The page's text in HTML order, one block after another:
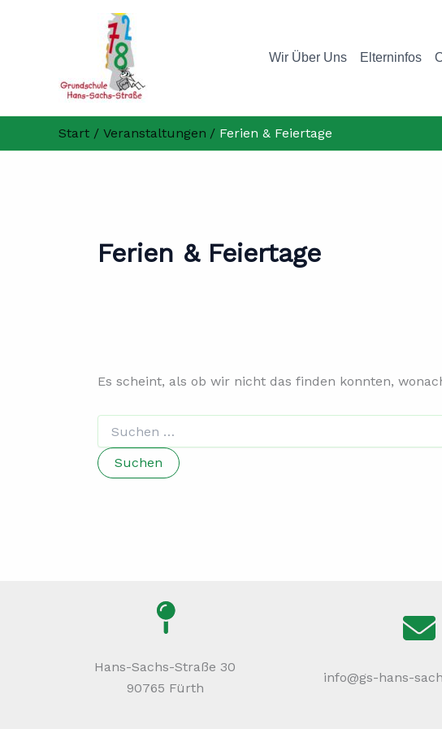
Wir Über Uns Elterninfos
Start Veranstaltungen Ferien & Feiertage
Ferien & Feiertage
Es scheint, als ob wir nicht das finden konnten,
nach:
Hans-Sachs-Straße 30
90765 Fürth
info@gs-hans-